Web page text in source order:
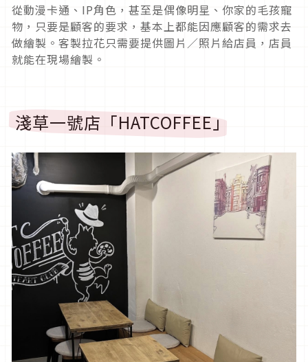
從動漫卡通、IP角色，甚至是偶像明星、你家的毛孩寵
物，只要是顧客的要求，基本上都能因應顧客的需求去
做繪製。客製拉花只需要提供圖片／照片給店員，店員
就能在現場繪製。
淺草一號店「HATCOFFEE」